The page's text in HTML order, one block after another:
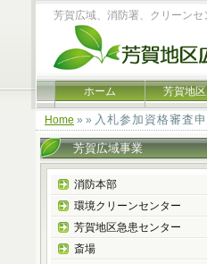
芳賀広域、消防署、クリーン
ホーム 芳賀地
Home » » 入札参加資格審査
芳賀広域事業
消防本部
環境クリーンセンター
芳賀地区急患センター
斎場